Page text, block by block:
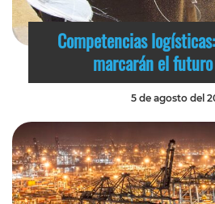
Competencias
marcarán el
5 de agosto del